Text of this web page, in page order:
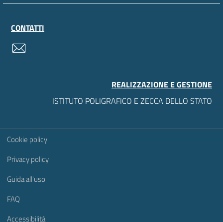
CONTATTI
REALIZZAZIONE E GESTIONE
ISTITUTO POLIGRAFICO E ZECCA DELLO STATO
Sezione Link Utili
Cookie policy
Privacy policy
Guida all'uso
FAQ
Accessibilità